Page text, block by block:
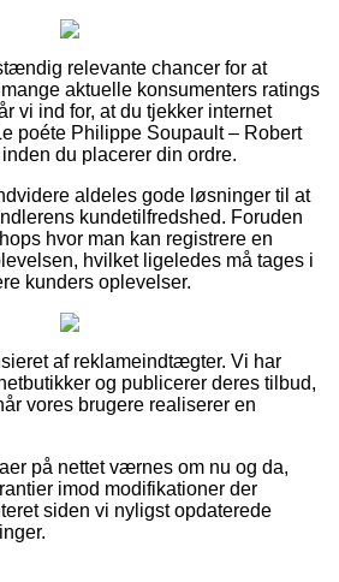
relevante chancer for at
aktuelle konsumenters ratings
vi ind for, at du tjekker internet
poéte Philippe Soupault – Robert
du placerer din ordre.
aldeles gode løsninger til at
kundetilfredshed. Foruden
hvor man kan registrere en
hvilket ligeledes må tages i
kunders oplevelser.
af reklameindtægter. Vi har
og publicerer deres tilbud,
vores brugere realiserer en
på nettet værnes om nu og da,
imod modifikationer der
siden vi nyligst opdaterede